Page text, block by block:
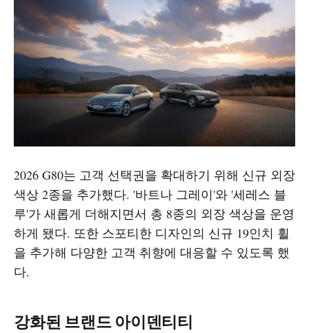
2026 G80는 고객 선택권을 확대하기 위해 신규 외장
색상 2종을 추가했다. '바트나 그레이'와 '세레스 블
루'가 새롭게 더해지면서 총 8종의 외장 색상을 운영
하게 됐다. 또한 스포티한 디자인의 신규 19인치 휠
을 추가해 다양한 고객 취향에 대응할 수 있도록 했
다.​
강화된 브랜드 아이덴티티